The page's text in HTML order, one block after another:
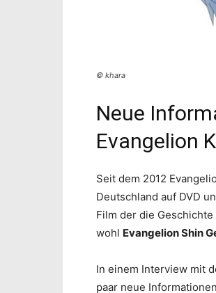
© khara
Neue
Evangelion
Seit dem 2012
Deutschland auf DVD
Film der die
wohl Evangelion Shin
In einem Interview mit
paar neue